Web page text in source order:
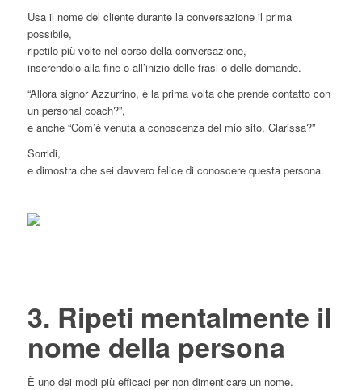
Usa il nome del cliente durante la conversazione il prima
possibile,
ripetilo più volte nel corso della conversazione,
inserendolo alla fine o all’inizio delle frasi o delle domande.
“Allora signor Azzurrino, è la prima volta che prende contatto con
un personal coach?”,
e anche “Com’è venuta a conoscenza del mio sito, Clarissa?”
Sorridi,
e dimostra che sei davvero felice di conoscere questa persona.
3. Ripeti mentalmente il
nome della persona
È uno dei modi più efficaci per non dimenticare un nome.